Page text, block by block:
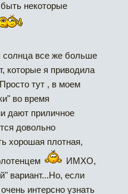
некоторые
все же больше
которые я приводила
тут , в моем
во время
дают приличное
довольно
хорошая плотная,
ИМХО,
вариант...Но, если
интерсно узнать